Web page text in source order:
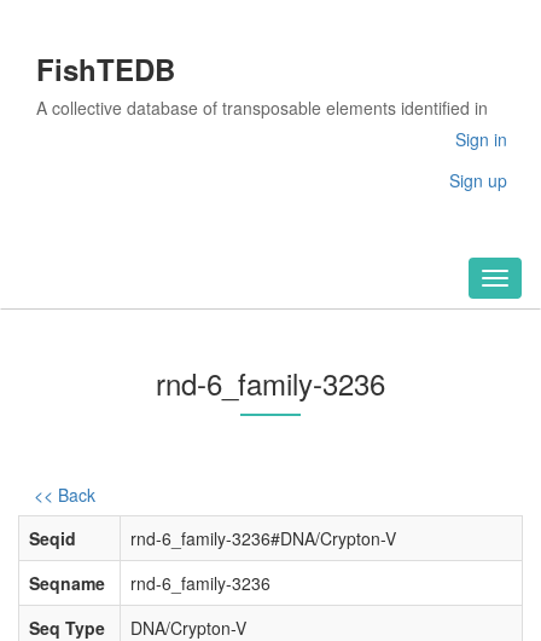
FishTEDB
A collective database of transposable elements identified in
Sign in
Sign up
rnd-6_family-3236
<< Back
Seqid
rnd-6_family-3236#DNA/Crypton-V
Seqname
rnd-6_family-3236
Seq Type
DNA/Crypton-V